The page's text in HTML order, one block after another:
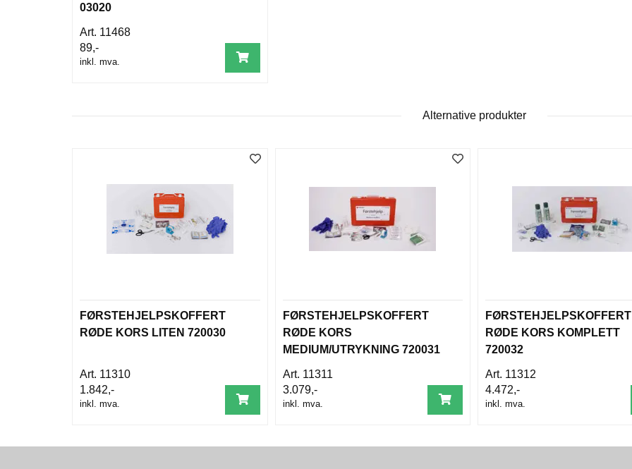
03020
11468
89,-
inkl. mva.
Alternative produkter
FØRSTEHJELPSKOFFERT
RØDE KORS LITEN 720030
11310
1.842,-
inkl. mva.
FØRSTEHJELPSKOFFERT
RØDE KORS
MEDIUM/UTRYKNING 720031
11311
3.079,-
inkl. mva.
FØRSTEHJELPSKOFFERT
RØDE KORS KOMPLETT
720032
11312
4.472,-
inkl. mva.